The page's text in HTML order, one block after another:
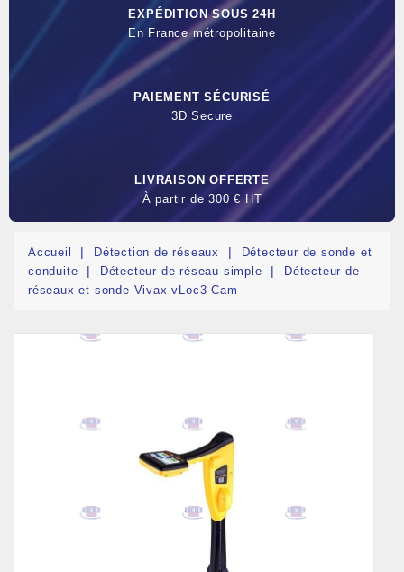
EXPÉDITION SOUS 24H
En France métropolitaine
PAIEMENT SÉCURISÉ
3D Secure
LIVRAISON OFFERTE
À partir de 300 € HT
Accueil Détection de réseaux
Détecteur de sonde et
conduite
Détecteur de réseau simple
Détecteur de
réseaux et sonde Vivax vLoc3-Cam